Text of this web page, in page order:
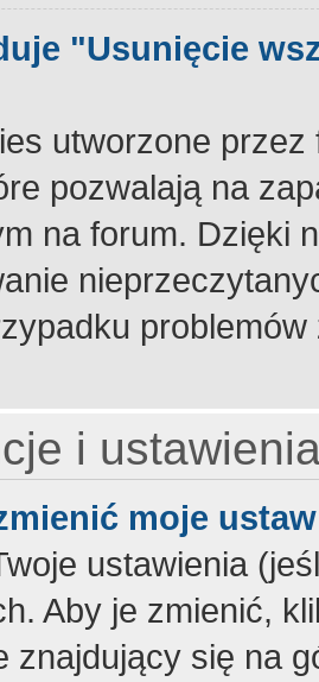
"Usunięcie
utworzone
pozwalają na
na forum. Dzięki
i
moje
ustawienia
Aby je zmienić,
znajdujący się na